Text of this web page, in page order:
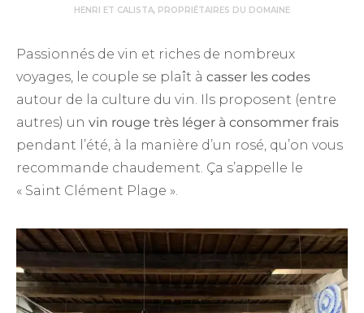
HENRI ET CALISTA, PROPRIÉTAIRES DU DOMAINE
Passionnés de vin et riches de nombreux
voyages, le couple se plaît à casser les codes
autour de la culture du vin. Ils proposent (entre
autres) un vin rouge très léger à consommer frais
pendant l’été, à la manière d’un rosé, qu’on vous
recommande chaudement. Ça s’appelle le
« Saint Clément Plage ».